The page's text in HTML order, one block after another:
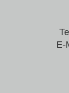
E-